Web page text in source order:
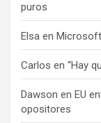
puros
Elsa en
Carlos en “Hay
Dawson en EU
opositores